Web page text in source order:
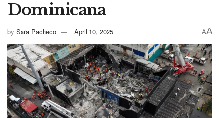
Dominicana
by Sara Pacheco April 10, 2025 AA